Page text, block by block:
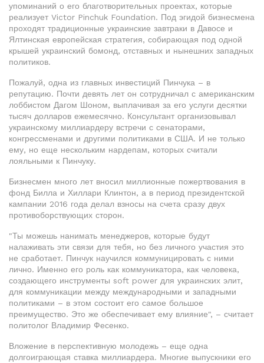
упоминаний о его благотворительных проектах, которые
реализует Victor Pinchuk Foundation. Под эгидой бизнесмена
проходят традиционные украинские завтраки в Давосе и
Ялтинская европейская стратегия, собирающая под одной
крышей украинский бомонд, отставных и нынешних западных
политиков.
Пожалуй, одна из главных инвестиций Пинчука – в
репутацию. Почти девять лет он сотрудничал с американским
лоббистом Дагом Шоном, выплачивая за его услуги десятки
тысяч долларов ежемесячно. Консультант организовывал
украинскому миллиардеру встречи с сенаторами,
конгрессменами и другими политиками в США. И не только
ему, но еще нескольким нардепам, которых считали
лояльными к Пинчуку.
Бизнесмен много лет вносил миллионные пожертвования в
фонд Билла и Хиллари Клинтон, а в период президентской
кампании 2016 года делал взносы на счета сразу двух
противоборствующих сторон.
"Ты можешь нанимать менеджеров, которые будут
налаживать эти связи для тебя, но без личного участия это
не сработает. Пинчук научился коммуницировать с ними
лично. Именно его роль как коммуникатора, как человека,
создающего инструменты soft power для украинских элит,
для коммуникации между международными и западными
политиками – в этом состоит его самое большое
преимущество. Это же обеспечивает ему влияние", – считает
политолог Владимир Фесенко.
Вложение в перспективную молодежь – еще одна
долгоиграющая ставка миллиардера. Многие выпускники его